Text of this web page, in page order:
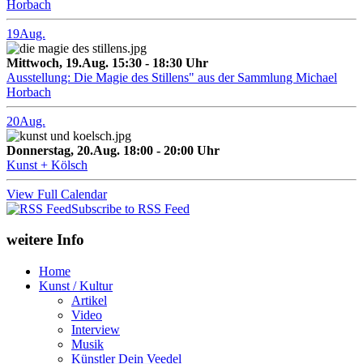
Horbach
19Aug.
Mittwoch, 19.Aug. 15:30 - 18:30 Uhr
Ausstellung: Die Magie des Stillens" aus der Sammlung Michael
Horbach
20Aug.
Donnerstag, 20.Aug. 18:00 - 20:00 Uhr
Kunst + Kölsch
View Full Calendar
Subscribe to RSS Feed
weitere Info
Home
Kunst / Kultur
Artikel
Video
Interview
Musik
Künstler Dein Veedel